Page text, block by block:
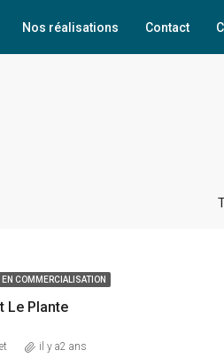
Nos réalisations Contact
EN COMMERCIALISATION
Le Plante
il y a2 ans